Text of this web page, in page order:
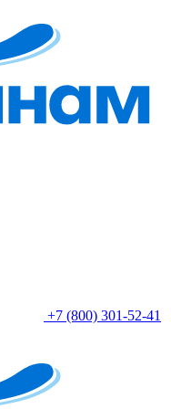
+7 (800) 301-52-41